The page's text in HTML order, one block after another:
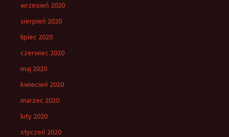
wrzesień 2020
sierpień 2020
lipiec 2020
czerwiec 2020
maj 2020
kwiecień 2020
marzec 2020
luty 2020
styczeń 2020